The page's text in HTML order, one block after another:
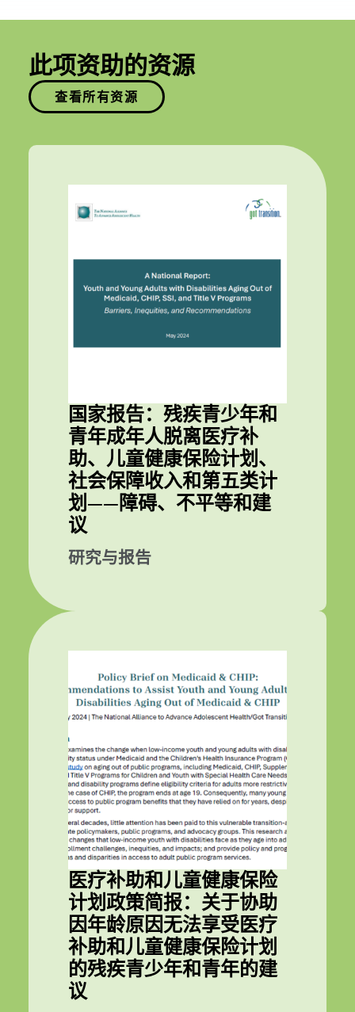
此项资助的资源
查看所有资源
国家报告：残疾青少年和
青年成年人脱离医疗补
助、儿童健康保险计划、
社会保障收入和第五类计
划——障碍、不平等和建
议
研究与报告
医疗补助和儿童健康保险
计划政策简报：关于协助
因年龄原因无法享受医疗
补助和儿童健康保险计划
的残疾青少年和青年的建
议